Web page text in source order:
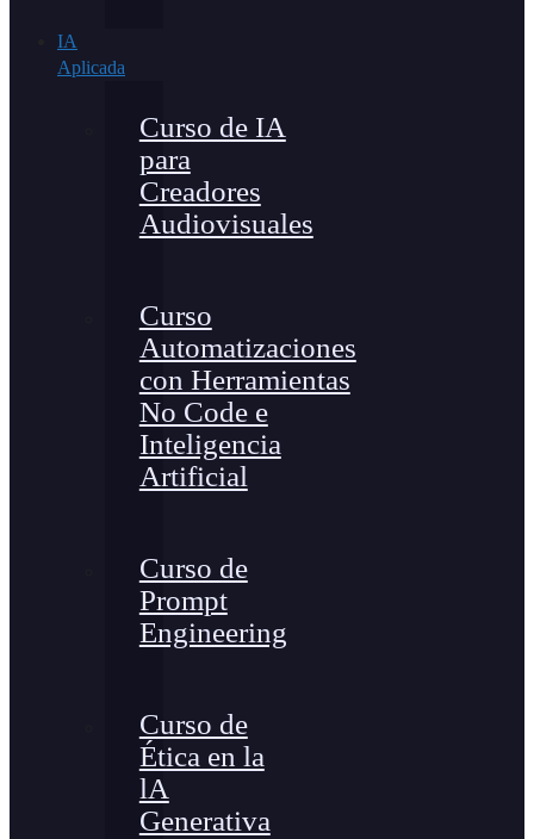
IA
Aplicada
Curso de IA
para
Creadores
Audiovisuales
Curso
Automatizaciones
con Herramientas
No Code e
Inteligencia
Artificial
Curso de
Prompt
Engineering
Curso de
Ética en la
lA
Generativa